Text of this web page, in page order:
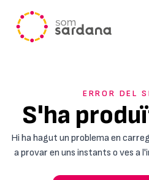
ERROR DEL
S'ha
Hi ha hagut un problema en
a provar en uns instants o ves a